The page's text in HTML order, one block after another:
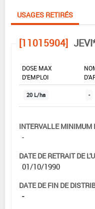
USAGES RETIRÉS
[11015904]
DOSE MAX
D'EMPLOI
20 L/ha -
INTERVALLE MINIMUM
-
DATE DE RETRAIT DE
01/10/1990
DATE DE FIN DE
-